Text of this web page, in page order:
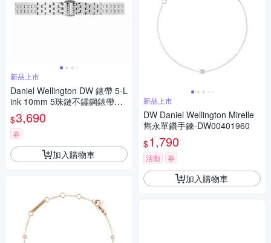
新品上市
Daniel Wellington DW 錶帶 5-L
ink 10mm 5珠鏈不鏽鋼錶帶
(多色可選)
$3,690
券
加入購物車
新品上市
DW Daniel Wellington Mirelle
雋永單鑽手鍊-DW00401960
$1,790
活動 券
加入購物車